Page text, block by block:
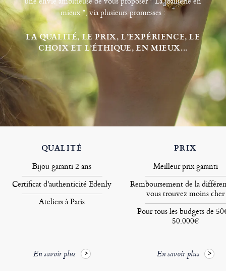
mieux ”, via plusieurs promesses :
LA QUALITÉ, LE PRIX, L’EXPÉRIENCE, LE
CHOIX ET L’ÉTHIQUE, EN MIEUX...
QUALITÉ
Bijou garanti 2 ans
Certificat d’authenticité Edenly
Ateliers à Paris
En savoir plus
PRIX
Meilleur prix garanti
Remboursement de la
vous trouvez moins cher
Pour tous les budgets de
50.000€
En savoir plus